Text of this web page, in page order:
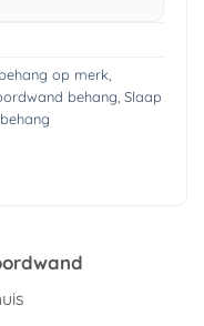
behang op merk,
behang, Slaap